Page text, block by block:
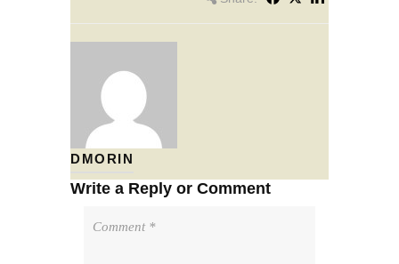
DMORIN
Write a Reply or Comment